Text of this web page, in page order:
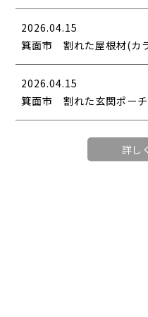
2026.04.15
箕面市 割れた屋根材(カ
2026.04.15
箕面市 割れた玄関ポー
詳し